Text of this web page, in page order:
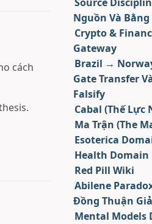
cách
Nguồn Và
Crypto &
Gateway
Brazil →
Gate Transfer
Falsify
Cabal (Thế Lực
Ma Trận (The
Esoterica
Health Domain
Red Pill Wiki
Abilene
Đồng Thuận Giả
Mental Models